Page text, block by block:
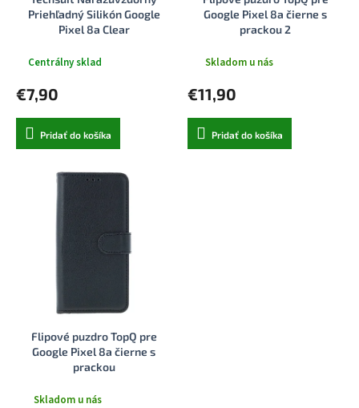
Priehľadný Silikón Google
Pixel 8a Clear
Centrálny sklad
€7,90
Pridať do košíka
Google Pixel 8a čierne s
prackou 2
Skladom u nás
€11,90
Pridať do košíka
Flipové puzdro TopQ pre
Google Pixel 8a čierne s
prackou
Skladom u nás